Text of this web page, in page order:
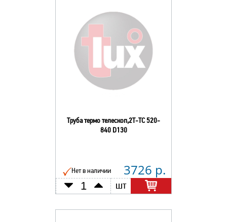
Труба термо телескоп,2Т-ТС 520-
840 D130
Нет в наличии 3726 р.
шт